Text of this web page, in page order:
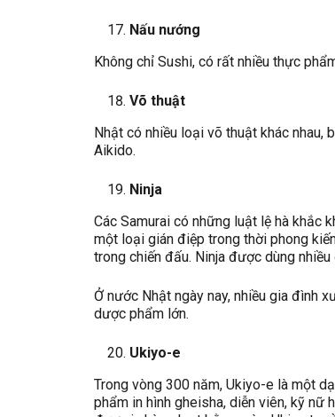
Nấu nướng
Không chỉ Sushi, có rất nhiều thực
Võ thuật
Nhật có nhiều loại võ thuật khác nhau,
Aikido.
Ninja
Các Samurai có những luật lệ hà khắc
một loại gián điệp trong thời phong
trong chiến đấu. Ninja được dùng
Ở nước Nhật ngày nay, nhiều gia đình
dược phẩm lớn.
Ukiyo-e
Trong vòng 300 năm, Ukiyo-e là một
phẩm in hình gheisha, diễn viên, kỹ nữ